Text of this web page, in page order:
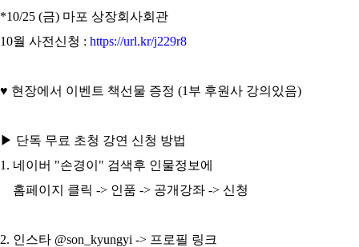
*10/25 (금) 마포 상장회사회관
10월 사전신청 : https://url.kr/j229r8
♥ 현장에서 이벤트 책선물 증정 (1부 후원사 강의있음)
▶ 단독 무료 초청 강연 신청 방법
1. 네이버 "손경이" 검색후 인물정보에
홈페이지 클릭 -> 인품 -> 공개강좌 -> 신청
2. 인스타 @son_kyungyi -> 프로필 링크